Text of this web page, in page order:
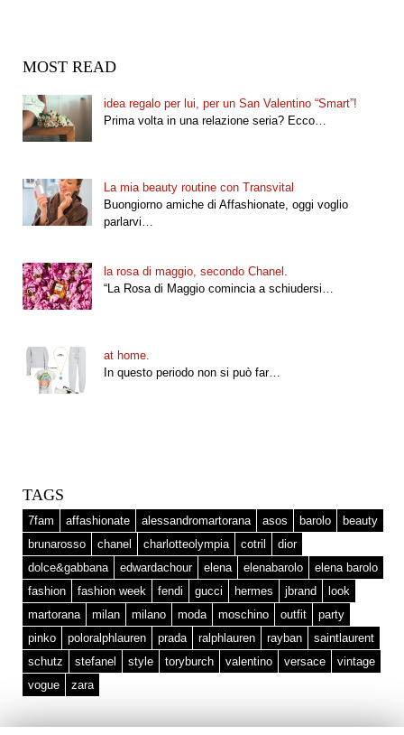
MOST READ
idea regalo per lui, per un San Valentino “Smart”!
Prima volta in una relazione seria? Ecco…
La mia beauty routine con Transvital
Buongiorno amiche di Affashionate, oggi voglio
parlarvi…
la rosa di maggio, secondo Chanel.
“La Rosa di Maggio comincia a schiudersi…
at home.
In questo periodo non si può far…
TAGS
7fam affashionate alessandromartorana asos barolo
beauty
brunarosso
chanel charlotteolympia cotril
dior
dolce&gabbana
edwardachour elena elenabarolo
elena barolo
fashion
fashion week fendi gucci hermes jbrand
look
martorana
milan milano moda moschino outfit
party
pinko
poloralphlauren prada ralphlauren rayban
saintlaurent
schutz
stefanel style toryburch valentino versace
vintage
vogue
zara